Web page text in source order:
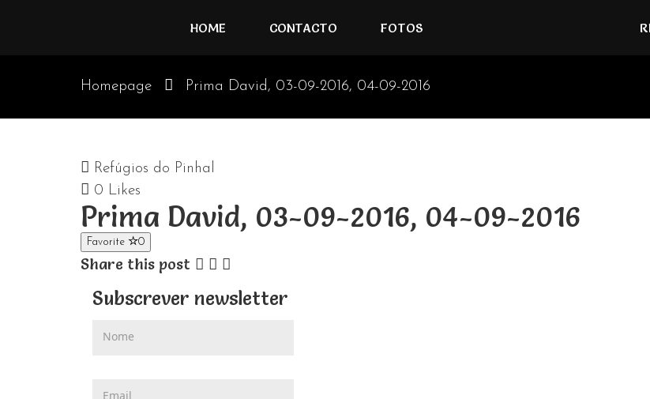
HOME CONTACTO FOTOS
Homepage Prima David, 03-09-2016, 04-09-2016
Refúgios do Pinhal
0 Likes
Prima David, 03-09-2016, 04-09-2016
Favorite 0
Share this post
Subscrever newsletter